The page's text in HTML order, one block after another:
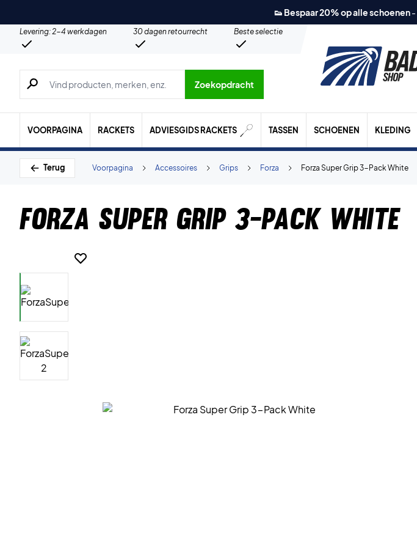
👟 Bespaar 20% op alle schoenen-
Levering: 2-4 werkdagen 30 dagen retourrecht
Beste selectie
Zoeken naar producten, merken etc.
Zoekopdracht
VOORPAGINA RACKETS ADVIESGIDS RACKETS TASSEN SCHOENEN KLEDING
Terug Forza Super Grip 3-Pack White
Forza
Grips
Accessoires
Voorpagina
Forza Super Grip 3-Pack White